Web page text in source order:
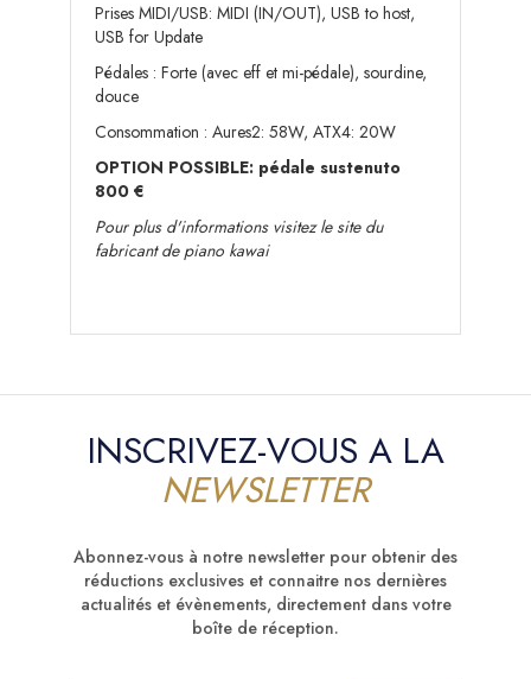
Prises MIDI/USB: MIDI (IN/OUT), USB to host,
USB for Update
Pédales : Forte (avec eff et mi-pédale), sourdine,
douce
Consommation : Aures2: 58W, ATX4: 20W
OPTION POSSIBLE: pédale sustenuto
800 €
Pour plus d'informations visitez le site du
fabricantde piano kawai
INSCRIVEZ-VOUS A LA
NEWSLETTER
Abonnez-vous à notre newsletter pour obtenir des
réductions exclusives et connaitre nos dernières
actualités et évènements, directement dans votre
boîte de réception.